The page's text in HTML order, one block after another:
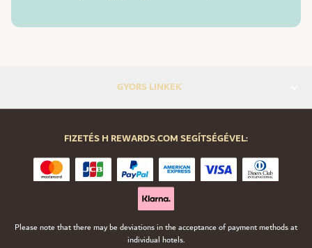
GYORS LINKEK
FIZETÉS H REWARDS.COM SEGÍTSÉGÉVEL:
Please note that there may be deviations in the acceptance of payment methods at
individual hotels.